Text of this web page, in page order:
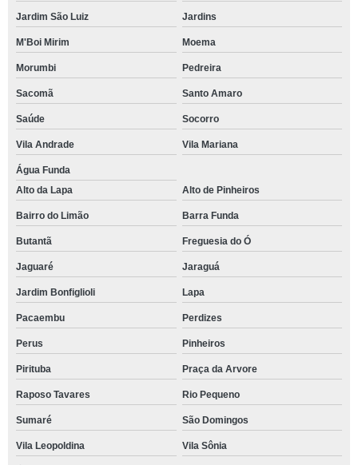
Jardim São Luiz Jardins
M'Boi Mirim Moema
Morumbi Pedreira
Sacomã Santo Amaro
Saúde Socorro
Vila Andrade Vila Mariana
Água Funda
Alto da Lapa
Alto de Pinheiros
Bairro do Limão Barra Funda
Butantã Freguesia do Ó
Jaguaré Jaraguá
Jardim Bonfiglioli Lapa
Pacaembu Perdizes
Perus Pinheiros
Pirituba Praça da Arvore
Raposo Tavares Rio Pequeno
Sumaré São Domingos
Vila Leopoldina Vila Sônia